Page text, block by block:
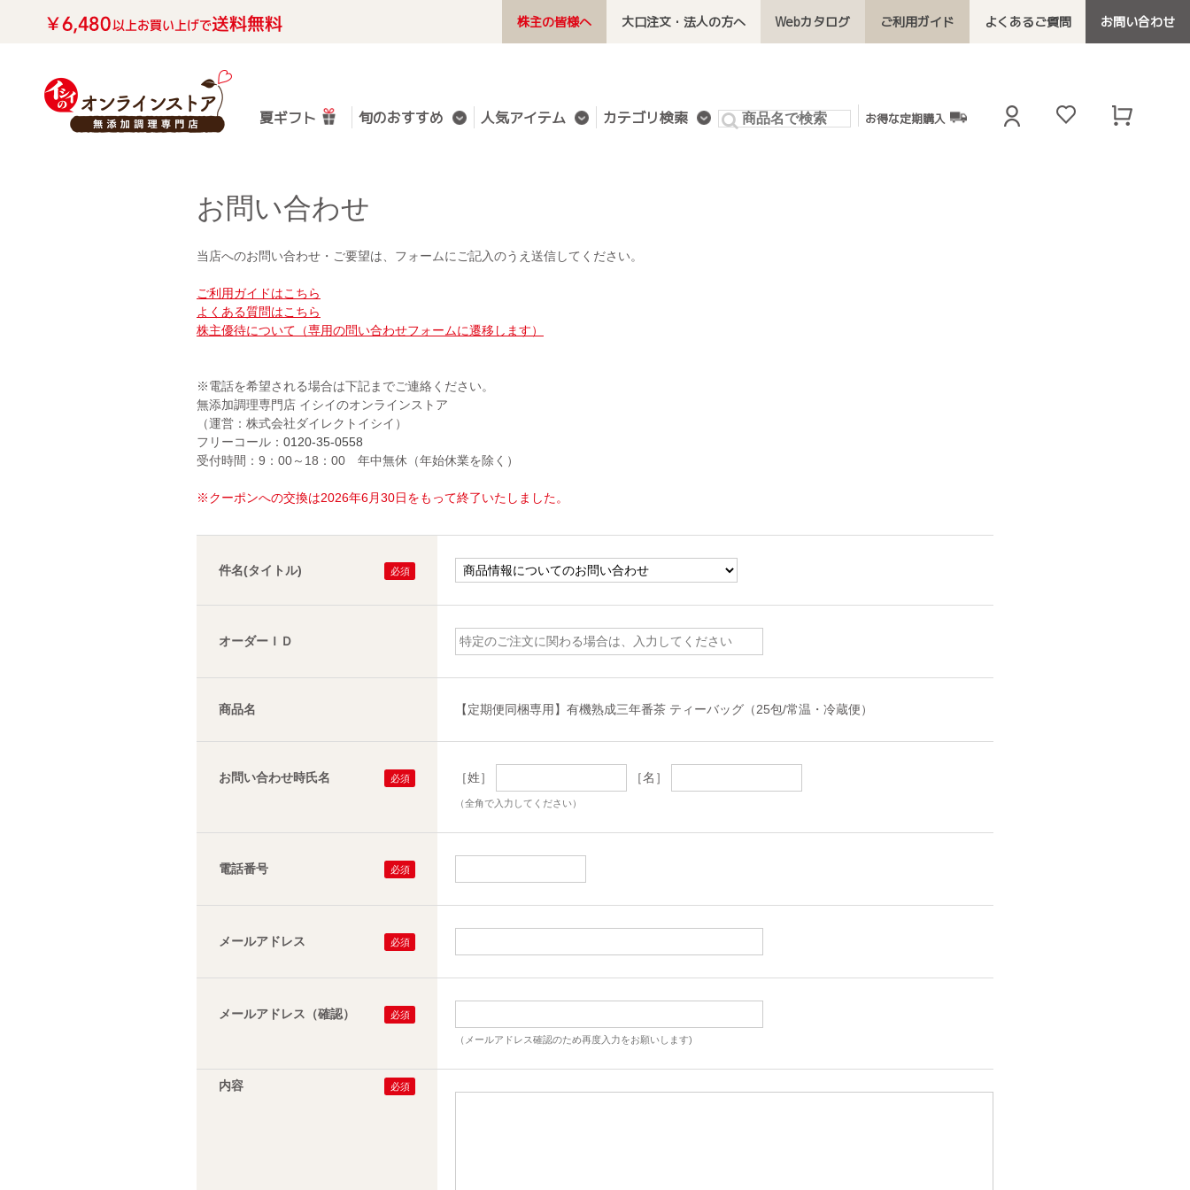
株主の皆様へ 大口注文・法人の方へ Webカタログ ご利用ガイド よくあるご質問 お問い合わせ
夏ギフト 旬のおすすめ 人気アイテム カテゴリ検索 お得な定期購入
お問い合わせ
当店へのお問い合わせ・ご要望は、フォームにご記入のうえ送信してください。
ご利用ガイドはこちら
よくある質問はこちら
株主優待について（専用の問い合わせフォームに遷移します）
※電話を希望される場合は下記までご連絡ください。
無添加調理専門店 イシイのオンラインストア
（運営：株式会社ダイレクトイシイ）
フリーコール： 0120-35-0558
受付時間：9：00～18：00 年中無休（年始休業を除く）
※クーポンへの交換は2026年6月30日をもって終了いたしました。
件名(タイトル)
オーダーＩＤ
商品名 【定期便同梱専用】有機熟成三年番茶 ティーバッグ（25包/常温・冷蔵便）
お問い合わせ時氏名 ［姓］ ［名］
（全角で入力してください）
電話番号
メールアドレス
メールアドレス（確認）
（メールアドレス確認のため再度入力をお願いします)
内容